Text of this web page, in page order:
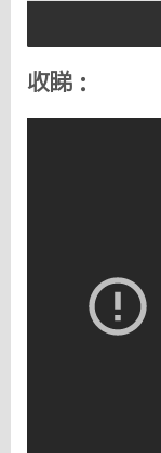
收睇：